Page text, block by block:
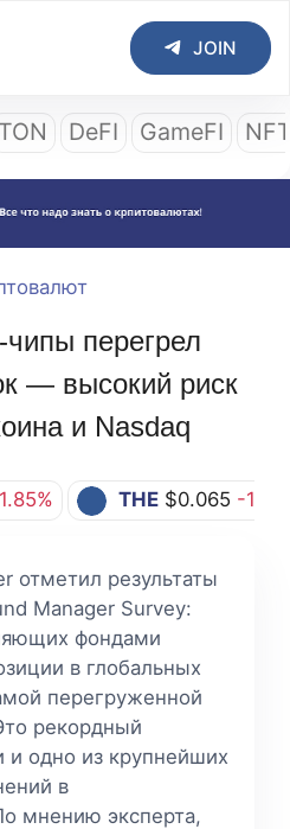
JOIN
TON DeFI GameFI
перегрел
— высокий риск
и Nasdaq
THE $0.065 -
отметил результаты
Manager Survey:
фондами
в глобальных
перегруженной
рекордный
и одно из крупнейших
в
мнению эксперта,